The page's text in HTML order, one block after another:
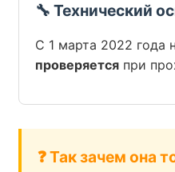
🔧 Технический
С 1 марта 2022 года
проверяется при
❓ Так зачем она